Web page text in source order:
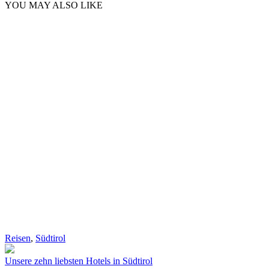
YOU MAY ALSO LIKE
Reisen, Südtirol
Unsere zehn liebsten Hotels in Südtirol